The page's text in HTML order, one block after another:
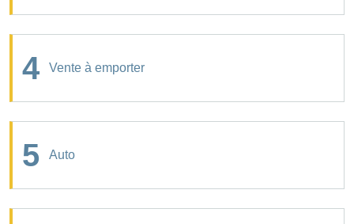
4 Vente à emporter
5 Auto